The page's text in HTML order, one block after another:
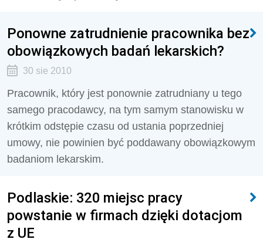
Ponowne zatrudnienie pracownika bez
obowiązkowych badań lekarskich?
30 sie 2010
Pracownik, który jest ponownie zatrudniany u tego
samego pracodawcy, na tym samym stanowisku w
krótkim odstępie czasu od ustania poprzedniej
umowy, nie powinien być poddawany obowiązkowym
badaniom lekarskim.
Podlaskie: 320 miejsc pracy
powstanie w firmach dzięki dotacjom
z UE